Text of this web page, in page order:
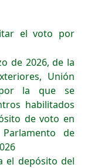
el voto por
de 2026, de la
Unión
por la que se
habilitados
de voto en
de
el depósito del